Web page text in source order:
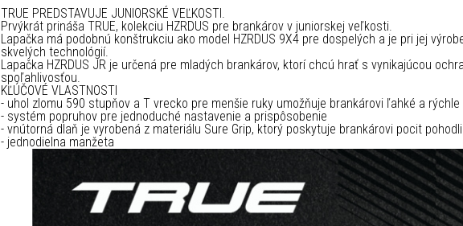
TRUE PREDSTAVUJE JUNIORSKÉ VEĽKOSTI.
Prvýkrát prináša TRUE, kolekciu HZRDUS pre brankárov v juniorskej veľkosti.
Lapačka má podobnú konštrukciu ako model HZRDUS 9X4 pre dospelých a je pri jej
skvelých technológií.
Lapačka HZRDUS JR je určená pre mladých brankárov, ktorí chcú hrať s vynikajúcou
spoľahlivosťou.
KĽÚČOVÉ VLASTNOSTI
- uhol zlomu 590 stupňov a T vrecko pre menšie ruky umožňuje brankárovi ľahké a rýchle
- systém popruhov pre jednoduché nastavenie a prispôsobenie
- vnútorná dlaň je vyrobená z materiálu Sure Grip, ktorý poskytuje brankárovi pocit
- jednodielna manžeta